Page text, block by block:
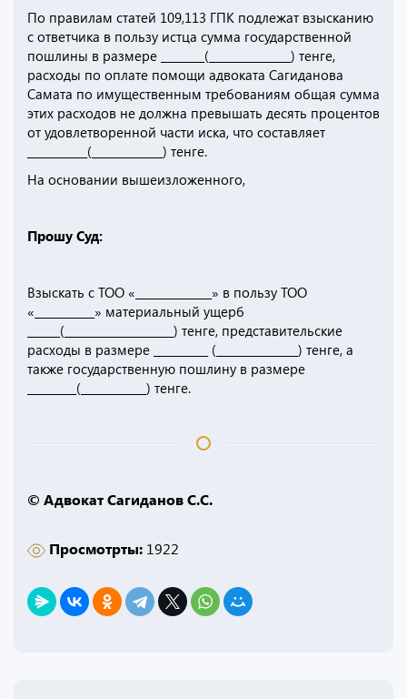
По правилам статей 109,113 ГПК подлежат взысканию
с ответчика в пользу истца сумма государственной
пошлины в размере ________(_______________) тенге,
расходы по оплате помощи адвоката Сагиданова
Самата по имущественным требованиям общая сумма
этих расходов не должна превышать десять процентов
от удовлетворенной части иска, что составляет
___________(_____________) тенге.
На основании вышеизложенного,
Прошу Суд:
Взыскать с ТОО «______________» в пользу ТОО
«___________» материальный ущерб
______(____________________) тенге, представительские
расходы в размере __________ (_______________) тенге, а
также государственную пошлину в размере
_________(____________) тенге.
© Адвокат Сагиданов С.С.
Просмотрты: 1922